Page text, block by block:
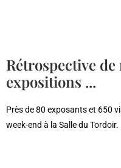
Rétrospective
expositions ...
Près de 80 exposants et 650
week-end à la Salle du Tordoir.